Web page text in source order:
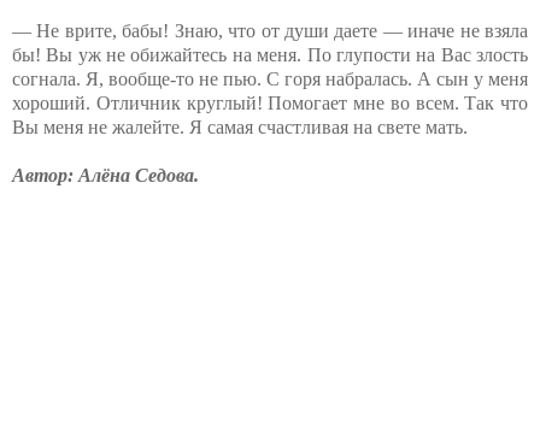
— Не врите, бабы! Знаю, что от души даете — иначе не взяла
бы! Вы уж не обижайтесь на меня. По глупости на Вас злость
согнала. Я, вообще-то не пью. С горя набралась. А сын у меня
хороший. Отличник круглый! Помогает мне во всем. Так что
Вы меня не жалейте. Я самая счастливая на свете мать.
Автор: Алёна Седова.